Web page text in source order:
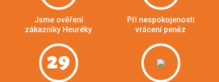
Jsme ověření
zákazníky Heuréky
Při nespokojenosti
vrácení peněz
29